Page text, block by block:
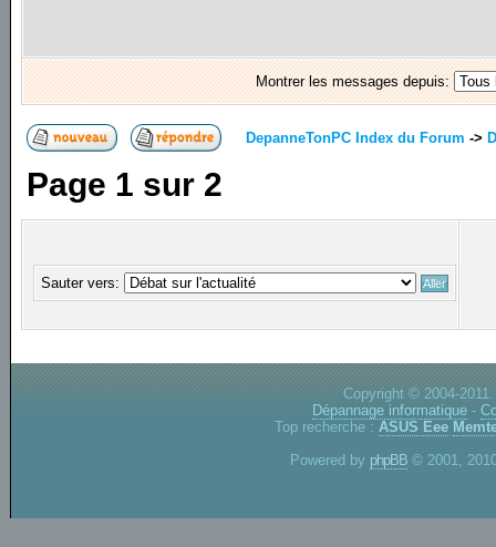
Montrer les messages depuis:
DepanneTonPC Index du Forum ->
Page 1 sur 2
Sauter vers:
Copyright © 2004-
Dépannage informatique -
Top recherche : ASUS Eee
Powered by phpBB © 2001,